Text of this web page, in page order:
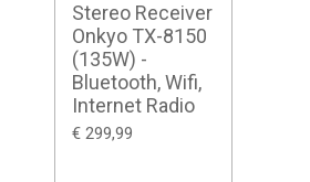
Stereo Receiver
Onkyo TX-8150
(135W) -
Bluetooth, Wifi,
Internet Radio
€ 299,99